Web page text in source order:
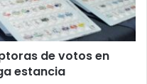
de votos en
estancia